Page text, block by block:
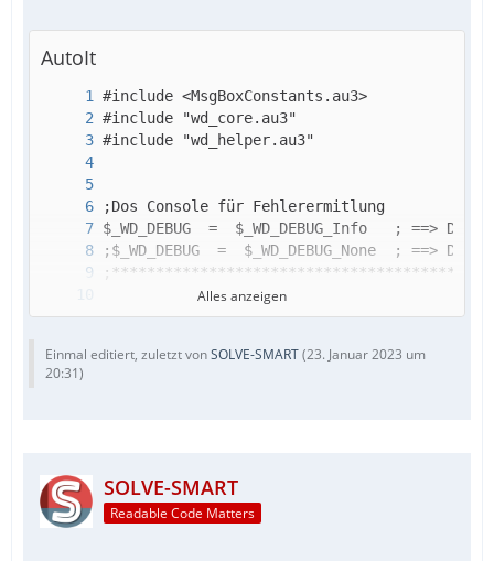
AutoIt
Alles anzeigen
Einmal editiert, zuletzt vonSOLVE-SMART(23. Januar 2023 um
20:31)
SOLVE-SMART
Readable Code Matters